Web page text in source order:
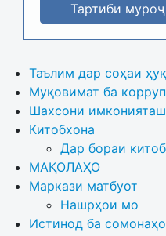
Тартиби
Таълим дар соҳаи
Муқовимат ба
Шахсони
Китобхона
Дар бораи
МАҚОЛАҲО
Маркази матбуот
Нашрҳои мо
Истинод ба сомонаҳо